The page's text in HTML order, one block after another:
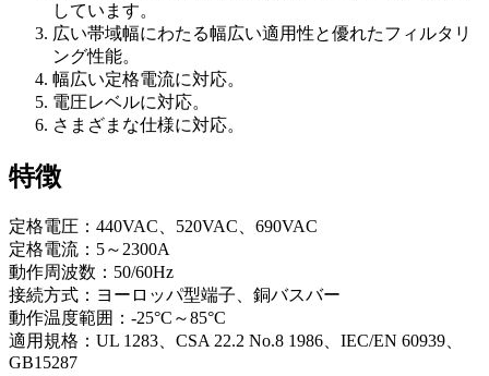
しています。
広い帯域幅にわたる幅広い適用性と優れたフィルタリ
ング性能。
幅広い定格電流に対応。
電圧レベルに対応。
さまざまな仕様に対応。
特徴
定格電圧：440VAC、520VAC、690VAC
定格電流：5～2300A
動作周波数：50/60Hz
接続方式：ヨーロッパ型端子、銅バスバー
動作温度範囲：-25°C～85°C
適用規格：UL 1283、CSA 22.2 No.8 1986、IEC/EN 60939、
GB15287